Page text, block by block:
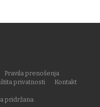
pridržana.
Pravila prenošenja
privatnosti
Kontakt